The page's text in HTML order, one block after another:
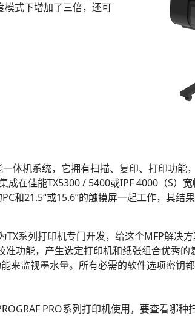
模式下增加了三倍，还可
体机系统，它拥有扫描、复印、打印功能
成在佳能TX5300 / 5400或IPF 4000（S）
和21.5“或15.6”的触摸屏一起工作，其结
TX系列打印机专门开发，给这个MFP解决
功能，产生选定打印机和纸张组合优秀的
来监视墨水量。所有必需的软件选项密钥
PRO系列打印机使用，要查看哪种